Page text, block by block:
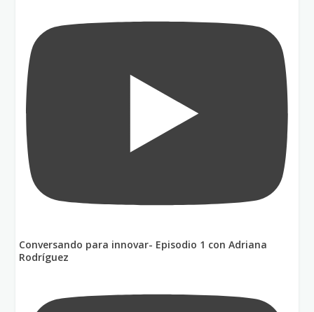
Conversando para innovar- Episodio 1 con Adriana
Rodríguez